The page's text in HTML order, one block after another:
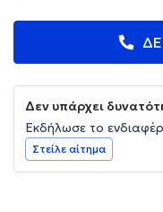
Δεν υπάρχει
Εκδήλωσε το
Στείλε αίτημα